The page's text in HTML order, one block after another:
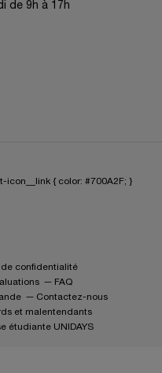
de 9h à 17h
icon__link { color: #700A2F; }
de confidentialité
FAQ
Contactez-nous
et malentendants
étudiante UNIDAYS